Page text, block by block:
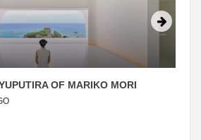
OF MARIKO MORI